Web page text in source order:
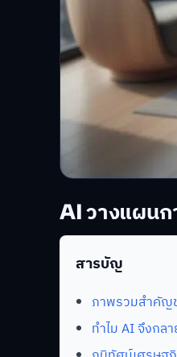
AI วางแผนก
สารบัญ
ภาพรวมสำคัญ
ทำไม AI จึงกล